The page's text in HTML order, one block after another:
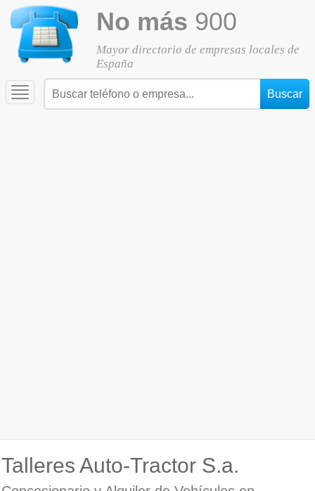
No más 900
Mayor directorio de empresas locales de
España
Toggle
navigation
Talleres Auto-Tractor S.a.